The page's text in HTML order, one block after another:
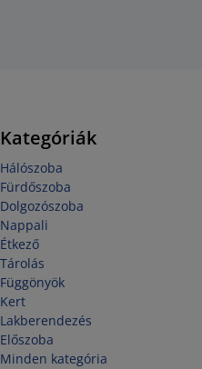
Kategóriák
Hálószoba
Fürdőszoba
Dolgozószoba
Nappali
Étkező
Tárolás
Függönyök
Kert
Lakberendezés
Előszoba
Minden kategória